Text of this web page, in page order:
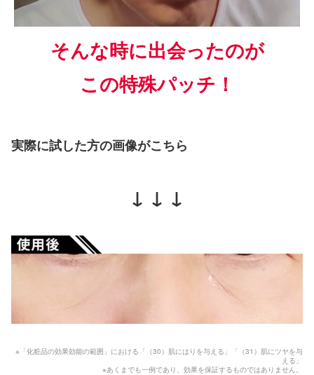
そんな時に出会ったのが
この特殊パッチ！
実際に試した方の画像がこちら
↓ ↓ ↓
※「化粧品の効果効能の範囲」における「（30）肌にはりを与える」「（31）肌にツヤを与
える」
※あくまでも一例であり、効果を保証するものではありません。